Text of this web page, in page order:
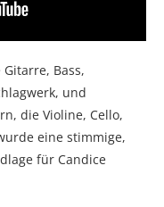
Bass,
und
die Violine, Cello,
eine stimmige,
für Candice